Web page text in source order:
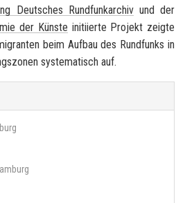
Deutsches Rundfunkarchivund der
der Künste initiierte Projekt zeigte
beim Aufbau des Rundfunks in
systematisch auf.